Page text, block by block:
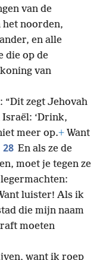
van de
het noorden,
en alle
die op de
van
“Dit zegt Jehovah
Israël: ‘Drink,
meer op.+ Want
28 En als ze de
moet je tegen ze
luister! Als ik
die mijn naam
moeten
want ik roep